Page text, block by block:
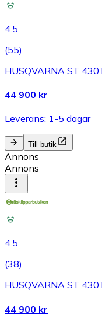
4.5
(55)
HUSQVARNA ST
44 900 kr
Leverans: 1-5 dagar
Till butik
Annons
Annons
4.5
(38)
HUSQVARNA ST
44 900 kr